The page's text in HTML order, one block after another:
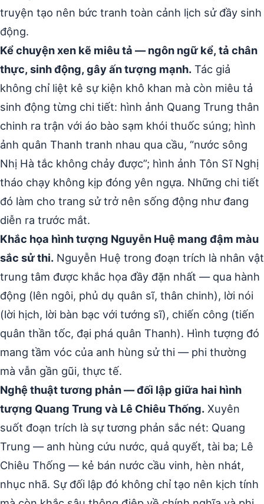
truyện tạo nên bức tranh toàn cảnh lịch sử đầy sinh
động.
Kể chuyện xen kẽ miêu tả — ngôn ngữ kể, tả chân
thực, sinh động, gây ấn tượng mạnh. Tác giả
không chỉ liệt kê sự kiện khô khan mà còn miêu tả
sinh động từng chi tiết: hình ảnh Quang Trung thân
chinh ra trận với áo bào sạm khói thuốc súng; hình
ảnh quân Thanh tranh nhau qua cầu, “nước sông
Nhị Hà tắc không chảy được”; hình ảnh Tôn Sĩ Nghị
tháo chạy không kịp đóng yên ngựa. Những chi tiết
đó làm cho trang sử trở nên sống động như đang
diễn ra trước mắt.
Khắc họa hình tượng Nguyễn Huệ mang đậm màu
sắc sử thi. Nguyễn Huệ trong đoạn trích là nhân vật
trung tâm được khắc họa đầy đặn nhất — qua hành
động (lên ngôi, phủ dụ quân sĩ, thân chinh), lời nói
(lời hịch, lời bàn bạc với tướng sĩ), chiến công (tiến
quân thần tốc, đại phá quân Thanh). Hình tượng đó
mang tầm vóc của anh hùng sử thi — phi thường
mà vẫn gần gũi, thực tế.
Nghệ thuật tương phản — đối lập giữa hai hình
tượng Quang Trung và Lê Chiêu Thống. Xuyên
suốt đoạn trích là sự tương phản sắc nét: Quang
Trung — anh hùng cứu nước, quả quyết, tài ba; Lê
Chiêu Thống — kẻ bán nước cầu vinh, hèn nhát,
nhục nhã. Sự đối lập đó không chỉ tạo nên kịch tính